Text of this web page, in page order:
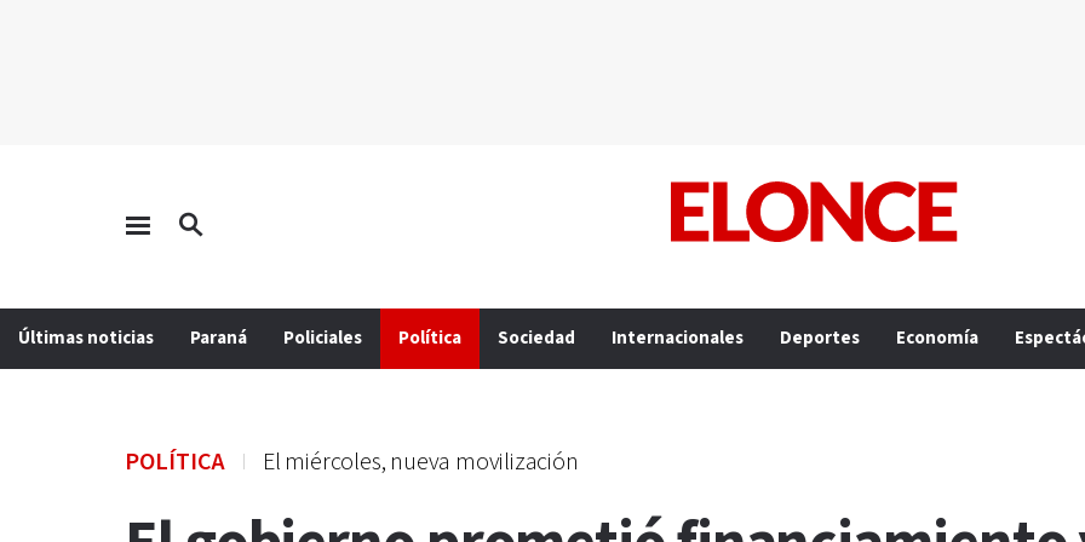
Últimas noticias Paraná Policiales Política Sociedad Internacionales Deportes Economía
POLÍTICA El miércoles, nueva movilización